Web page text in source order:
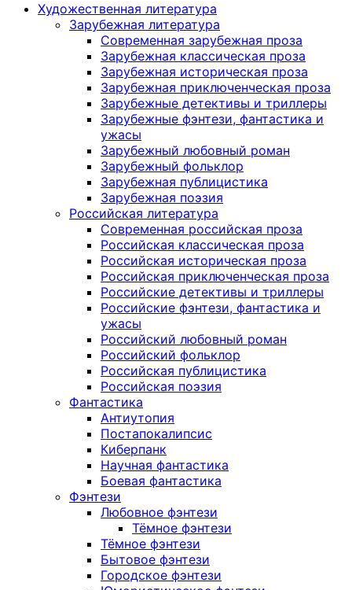
Художественная литература
Зарубежная литература
Современная зарубежная проза
Зарубежная классическая проза
Зарубежная историческая проза
Зарубежная приключенческая проза
Зарубежные детективы и триллеры
Зарубежные фэнтези, фантастика и
ужасы
Зарубежный любовный роман
Зарубежный фольклор
Зарубежная публицистика
Зарубежная поэзия
Российская литература
Современная российская проза
Российская классическая проза
Российская историческая проза
Российская приключенческая проза
Российские детективы и триллеры
Российские фэнтези, фантастика и
ужасы
Российский любовный роман
Российский фольклор
Российская публицистика
Российская поэзия
Фантастика
Антиутопия
Постапокалипсис
Киберпанк
Научная фантастика
Боевая фантастика
Фэнтези
Любовное фэнтези
Тёмное фэнтези
Тёмное фэнтези
Бытовое фэнтези
Городское фэнтези